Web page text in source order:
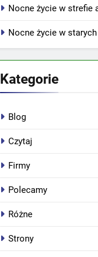
Nocne życie w strefie
Nocne życie w
Kategorie
Blog
Czytaj
Firmy
Polecamy
Różne
Strony